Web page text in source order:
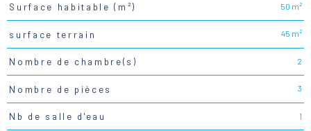
Surface habitable (m²) 50 m²
surface terrain 45 m²
Nombre de chambre(s) 2
Nombre de pièces 3
Nb de salle d'eau 1